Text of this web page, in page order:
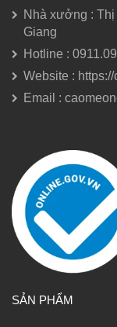
Nhà xưởng :
Giang
Hotline :
Website :
Email :
SẢN PHẨM